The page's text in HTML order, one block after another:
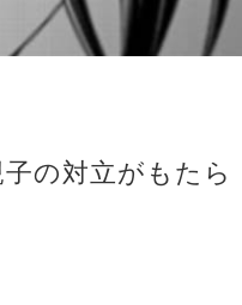
の対立がもたら